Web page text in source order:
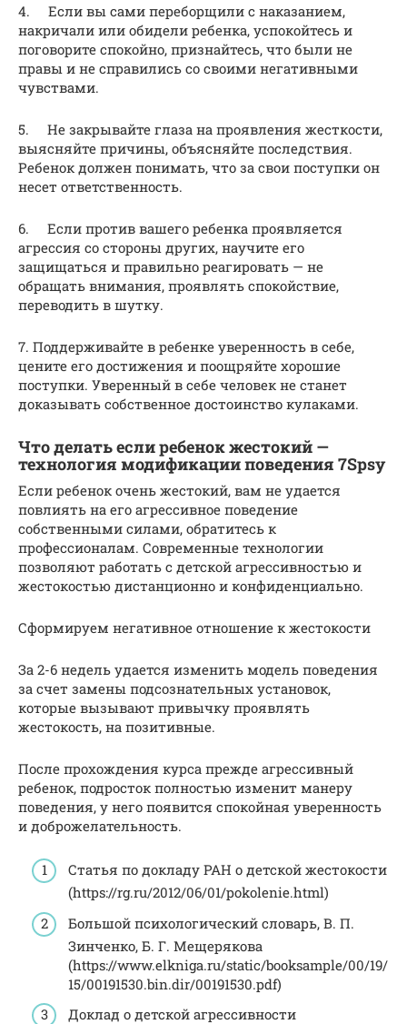
4. Если вы сами переборщили с наказанием,
накричали или обидели ребенка, успокойтесь и
поговорите спокойно, признайтесь, что были не
правы и не справились со своими негативными
чувствами.
5. Не закрывайте глаза на проявления жесткости,
выясняйте причины, объясняйте последствия.
Ребенок должен понимать, что за свои поступки он
несет ответственность.
6. Если против вашего ребенка проявляется
агрессия со стороны других, научите его
защищаться и правильно реагировать — не
обращать внимания, проявлять спокойствие,
переводить в шутку.
7. Поддерживайте в ребенке уверенность в себе,
цените его достижения и поощряйте хорошие
поступки. Уверенный в себе человек не станет
доказывать собственное достоинство кулаками.
Что делать если ребенок жестокий —
технология модификации поведения 7Spsy
Если ребенок очень жестокий, вам не удается
повлиять на его агрессивное поведение
собственными силами, обратитесь к
профессионалам. Современные технологии
позволяют работать с детской агрессивностью и
жестокостью дистанционно и конфиденциально.
Сформируем негативное отношение к жестокости
За 2-6 недель удается изменить модель поведения
за счет замены подсознательных установок,
которые вызывают привычку проявлять
жестокость, на позитивные.
После прохождения курса прежде агрессивный
ребенок, подросток полностью изменит манеру
поведения, у него появится спокойная уверенность
и доброжелательность.
Статья по докладу РАН о детской жестокости
(https://rg.ru/2012/06/01/pokolenie.html)
Большой психологический словарь, В. П.
Зинченко, Б. Г. Мещерякова
(https://www.elkniga.ru/static/booksample/00/19/
15/00191530.bin.dir/00191530.pdf)
Доклад о детской агрессивности